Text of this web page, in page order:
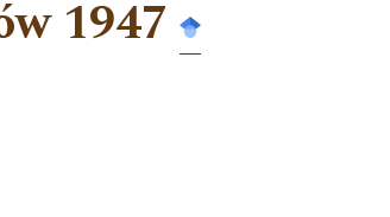
1947